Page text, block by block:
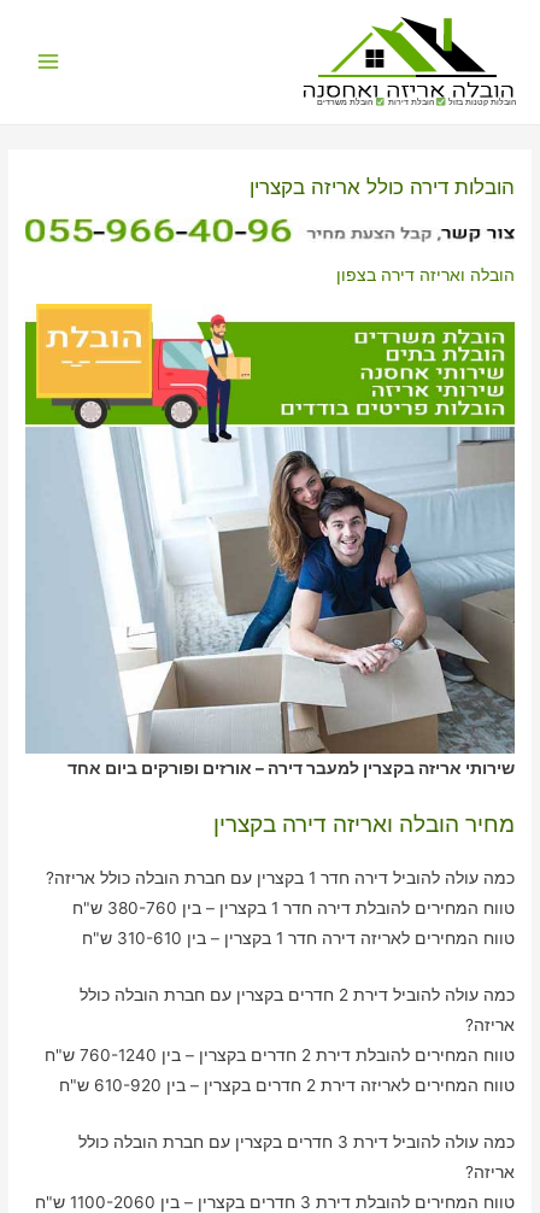
הובלות קטנות בזול הובלת דירות הובלת משרדים
הובלות דירה כולל אריזה בקצרין
הובלה ואריזה דירה בצפון
שירותי אריזה בקצרין למעבר דירה – אורזים ופורקים ביום אחד
מחיר הובלה ואריזה דירה בקצרין
כמה עולה להוביל דירה חדר 1 בקצרין עם חברת הובלה כולל אריזה?
טווח המחירים להובלת דירה חדר 1 בקצרין – בין 380-760 ש"ח
טווח המחירים לאריזה דירה חדר 1 בקצרין – בין 310-610 ש"ח
כמה עולה להוביל דירת 2 חדרים בקצרין עם חברת הובלה כולל
אריזה?
טווח המחירים להובלת דירת 2 חדרים בקצרין – בין 760-1240 ש"ח
טווח המחירים לאריזה דירת 2 חדרים בקצרין – בין 610-920 ש"ח
כמה עולה להוביל דירת 3 חדרים בקצרין עם חברת הובלה כולל
אריזה?
טווח המחירים להובלת דירת 3 חדרים בקצרין – בין 1100-2060 ש"ח